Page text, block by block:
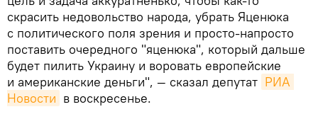
скрасить недовольство народа, убрать Яценюка
с политического поля зрения и просто-напросто
поставить очередного "яценюка", который дальше
будет пилить Украину и воровать европейские
и американские деньги", — сказал депутат РИА
Новости в воскресенье.